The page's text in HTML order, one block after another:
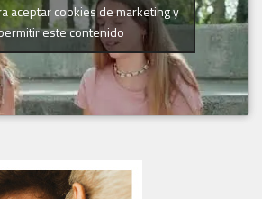
aceptar cookies de marketing y
este contenido